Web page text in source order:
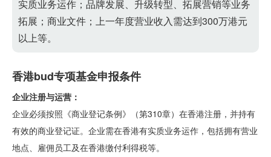
实质业务运作；品牌发展、升级转型、拓展营销等业务
拓展；商业文件；上一年度营业收入需达到300万港元
以上等。
香港bud专项基金申报条件
企业注册与运营：
企业必须按照《商业登记条例》（第310章）在香港注册，并持有
有效的商业登记证。企业需在香港有实质业务运作，包括拥有营业
地点、雇佣员工及在香港缴付利得税等。